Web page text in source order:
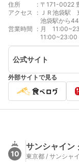
住所 : 〒171-0022
アクセス
: ＪＲ池袋駅
池袋駅から
営業時間
: 月
11:00~23:00
公式サイト
外部サイトで見る
10 東京都 / サンシャ